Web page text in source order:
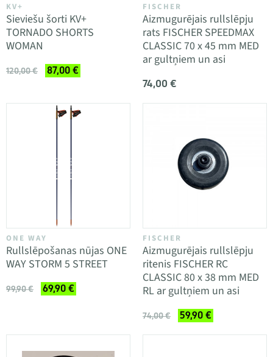
KV+
Sieviešu šorti KV+
TORNADO SHORTS
WOMAN
120,00 € 87,00 €
FISCHER
Aizmugurējais rullslēpju
rats FISCHER SPEEDMAX
CLASSIC 70 x 45 mm MED
ar gultņiem un asi
74,00 €
ONE WAY
Rullslēpošanas nūjas ONE
WAY STORM 5 STREET
99,90 € 69,90 €
FISCHER
Aizmugurējais rullslēpju
ritenis FISCHER RC
CLASSIC 80 x 38 mm MED
RL ar gultņiem un asi
74,00 € 59,90 €